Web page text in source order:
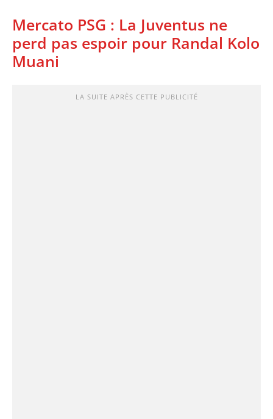
Mercato PSG : La Juventus ne
perd pas espoir pour Randal Kolo
Muani
LA SUITE APRÈS CETTE PUBLICITÉ